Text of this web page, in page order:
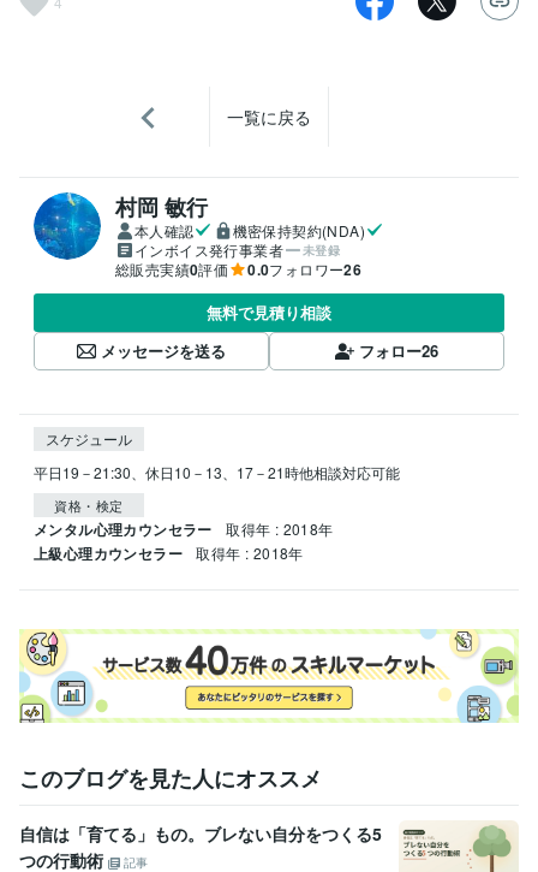
一覧に戻る
村岡 敏行
本人確認
機密保持契約(NDA)
インボイス発行事業者
未登録
総販売実績0評価 0.0フォロワー26
無料で見積り相談
メッセージを送る
フォロー26
スケジュール
平日19－21:30、休日10－13、17－21時他相談対応可能
資格・検定
メンタル心理カウンセラー 取得年 : 2018年
上級心理カウンセラー 取得年 : 2018年
このブログを見た人にオススメ
自信は「育てる」もの。ブレない自分をつくる5
つの行動術
記事